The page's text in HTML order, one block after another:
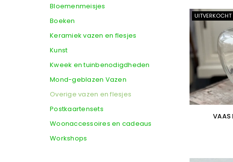
UITVERKOCHT
VAAS
Bloemenmeisjes
Boeken
Keramiek vazen en flesjes
Kunst
Kweek en tuinbenodigdheden
Mond-geblazen Vazen
Overige vazen en flesjes
Postkaartensets
Woonaccessoires en cadeaus
Workshops